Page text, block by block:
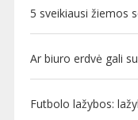
5 sveikiausi žiemos
Ar biuro erdvė gali
Futbolo lažybos: